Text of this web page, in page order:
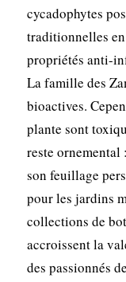
cycadophytes
traditionnelles
propriétés anti-
La famille des
bioactives.
plante sont
reste
son feuillage
pour les jardins
collections de
accroissent la
des passionnés